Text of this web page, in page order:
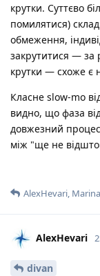
крутки. Суттєво
помилятися)
обмеження,
закрутитися — за
крутки — схоже є
Класне slow-mo
видно, що фаза
довжезний
між "ще не
AlexHevari,
AlexHevari
divan